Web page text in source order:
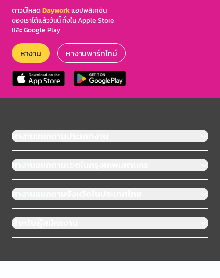
ดาวน์โหลดDayworkแอปพลิเคชัน
ของเราได้แล้ววันนี้ ทั้งใน Apple Store
และ Google Play
หางาน หางานพาร์ทไทม์
หางานแยกตามประเภทงาน
หางานแยกตามเขตในกรุงเทพมหานคร
หางานแยกตามจังหวัดในประเทศไทย
สำหรับผู้สมัครงาน